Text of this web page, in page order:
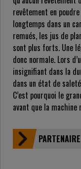
revêtement en
longtemps dans un
remués, les jus de
sont plus forts. Une
donc normale. Lors
insignifiant dans la
dans un état de
C’est pourquoi le
avant que la